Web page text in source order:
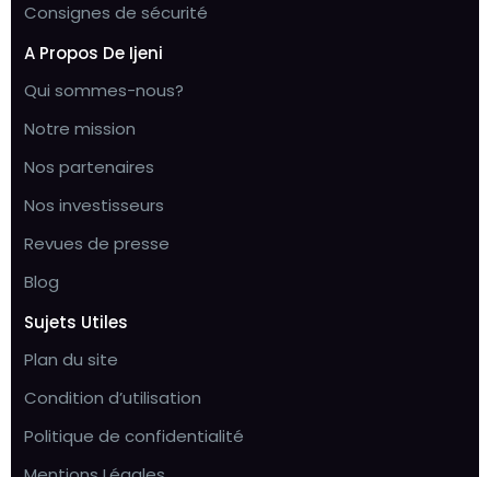
Consignes de sécurité
A Propos De Ijeni
Qui sommes-nous?
Notre mission
Nos partenaires
Nos investisseurs
Revues de presse
Blog
Sujets Utiles
Plan du site
Condition d’utilisation
Politique de confidentialité